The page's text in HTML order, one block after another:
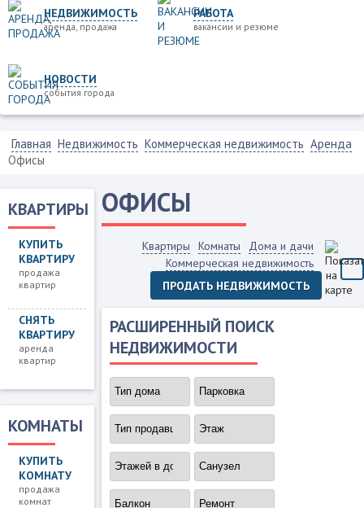
НЕДВИЖИМОСТЬ
аренда, продажа
РАБОТА
вакансии и резюме
НОВОСТИ
события города
Главная Недвижимость Коммерческая недвижимость Аренда
Офисы
КВАРТИРЫ
КУПИТЬ
КВАРТИРУ
продажа
квартир
СНЯТЬ
КВАРТИРУ
аренда
квартир
КОМНАТЫ
КУПИТЬ
КОМНАТУ
продажа
комнат
ОФИСЫ
Квартиры Комнаты
Дома и дачи
Коммерческая недвижимость
ПРОДАТЬ НЕДВИЖИМОСТЬ
РАСШИРЕННЫЙ ПОИСК
НЕДВИЖИМОСТИ